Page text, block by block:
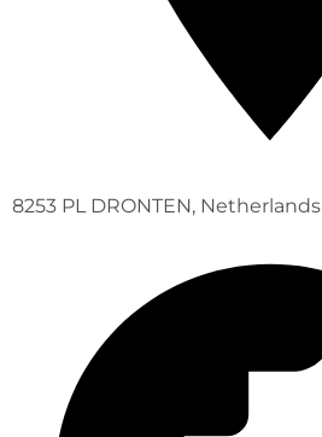
8253 PL DRONTEN, Netherlands